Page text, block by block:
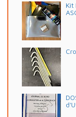
Kit